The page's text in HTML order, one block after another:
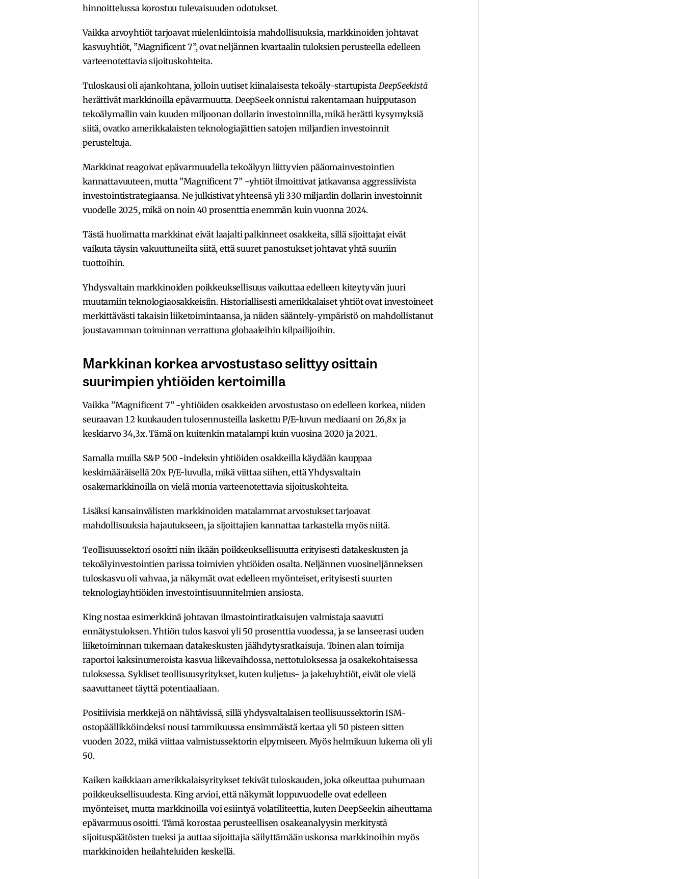
hinnoittelussa korostuu tulevaisuuden odotukset.
Vaikka arvoyhtiöt tarjoavat mielenkiintoisia mahdollisuuksia, markkinoiden johtavat
kasvuyhtiöt, ”Magnificent 7”, ovat neljännen kvartaalin tuloksien perusteella edelleen
varteenotettavia sijoituskohteita.
Tuloskausi oli ajankohtana, jolloin uutiset kiinalaisesta tekoäly-startupista DeepSeekistä
herättivät markkinoilla epävarmuutta. DeepSeek onnistui rakentamaan huipputason
tekoälymallin vain kuuden miljoonan dollarin investoinnilla, mikä herätti kysymyksiä
siitä, ovatko amerikkalaisten teknologiajättien satojen miljardien investoinnit
perusteltuja.
Markkinat reagoivat epävarmuudella tekoälyyn liittyvien pääomainvestointien
kannattavuuteen, mutta ”Magnificent 7” -yhtiöt ilmoittivat jatkavansa aggressiivista
investointistrategiaansa. Ne julkistivat yhteensä yli 330 miljardin dollarin investoinnit
vuodelle 2025, mikä on noin 40 prosenttia enemmän kuin vuonna 2024.
Tästä huolimatta markkinat eivät laajalti palkinneet osakkeita, sillä sijoittajat eivät
vaikuta täysin vakuuttuneilta siitä, että suuret panostukset johtavat yhtä suuriin
tuottoihin.
Yhdysvaltain markkinoiden poikkeuksellisuus vaikuttaa edelleen kiteytyvän juuri
muutamiin teknologiaosakkeisiin. Historiallisesti amerikkalaiset yhtiöt ovat investoineet
merkittävästi takaisin liiketoimintaansa, ja niiden sääntely-ympäristö on mahdollistanut
joustavamman toiminnan verrattuna globaaleihin kilpailijoihin.
Markkinan korkea arvostustaso selittyy osittain
suurimpien yhtiöiden kertoimilla
Vaikka ”Magnificent 7” -yhtiöiden osakkeiden arvostustaso on edelleen korkea, niiden
seuraavan 12 kuukauden tulosennusteilla laskettu P/E-luvun mediaani on 26,8x ja
keskiarvo 34,3x. Tämä on kuitenkin matalampi kuin vuosina 2020 ja 2021.
Samalla muilla S&P 500 -indeksin yhtiöiden osakkeilla käydään kauppaa
keskimääräisellä 20x P/E-luvulla, mikä viittaa siihen, että Yhdysvaltain
osakemarkkinoilla on vielä monia varteenotettavia sijoituskohteita.
Lisäksi kansainvälisten markkinoiden matalammat arvostukset tarjoavat
mahdollisuuksia hajautukseen, ja sijoittajien kannattaa tarkastella myös niitä.
Teollisuussektori osoitti niin ikään poikkeuksellisuutta erityisesti datakeskusten ja
tekoälyinvestointien parissa toimivien yhtiöiden osalta. Neljännen vuosineljänneksen
tuloskasvu oli vahvaa, ja näkymät ovat edelleen myönteiset, erityisesti suurten
teknologiayhtiöiden investointisuunnitelmien ansiosta.
King nostaa esimerkkinä johtavan ilmastointiratkaisujen valmistaja saavutti
ennätystuloksen. Yhtiön tulos kasvoi yli 50 prosenttia vuodessa, ja se lanseerasi uuden
liiketoiminnan tukemaan datakeskusten jäähdytysratkaisuja. Toinen alan toimija
raportoi kaksinumeroista kasvua liikevaihdossa, nettotuloksessa ja osakekohtaisessa
tuloksessa. Sykliset teollisuusyritykset, kuten kuljetus- ja jakeluyhtiöt, eivät ole vielä
saavuttaneet täyttä potentiaaliaan.
Positiivisia merkkejä on nähtävissä, sillä yhdysvaltalaisen teollisuussektorin ISM-
ostopäällikköindeksi nousi tammikuussa ensimmäistä kertaa yli 50 pisteen sitten
vuoden 2022, mikä viittaa valmistussektorin elpymiseen. Myös helmikuun lukema oli yli
50.
Kaiken kaikkiaan amerikkalaisyritykset tekivät tuloskauden, joka oikeuttaa puhumaan
poikkeuksellisuudesta. King arvioi, että näkymät loppuvuodelle ovat edelleen
myönteiset, mutta markkinoilla voi esiintyä volatiliteettia, kuten DeepSeekin aiheuttama
epävarmuus osoitti. Tämä korostaa perusteellisen osakeanalyysin merkitystä
sijoituspäätösten tueksi ja auttaa sijoittajia säilyttämään uskonsa markkinoihin myös
markkinoiden heilahteluiden keskellä.